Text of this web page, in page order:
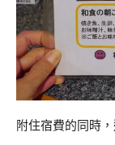
附住宿費的同時